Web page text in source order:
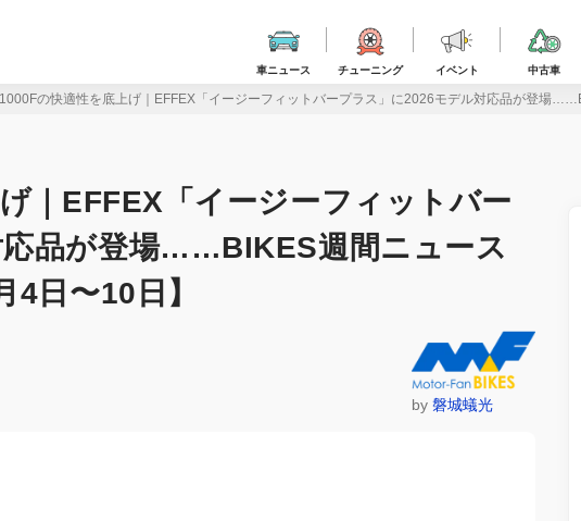
車ニュース チューニング イベント 中古車
の快適性を底上げ｜EFFEX「イージーフィットバープラス」に2026モデル対応品が登場
｜EFFEX「イージーフィットバー
品が登場……BIKES週間ニュース
日〜10日】
by磐城蟻光